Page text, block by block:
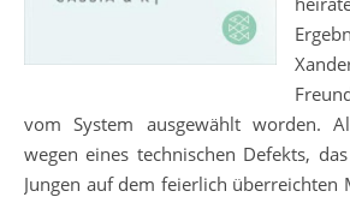
vom System ausgewählt worden.
wegen eines technischen Defekts,
Jungen auf dem feierlich überreichten